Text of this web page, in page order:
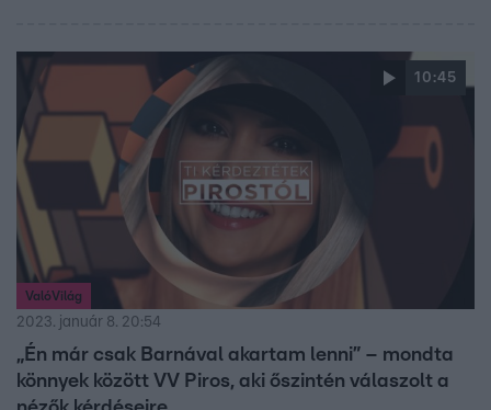
10:45
ValóVilág
2023. január 8. 20:54
„Én már csak Barnával akartam lenni” – mondta
könnyek között VV Piros, aki őszintén válaszolt a